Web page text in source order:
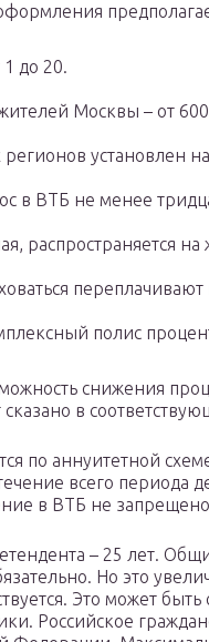
до 20.
Москвы – от
установлен
в ВТБ не менее
распространяется
полис
снижения
в
по аннуитетной
всего периода
в ВТБ не
– 25 лет.
Но это
Это может быть
Российское